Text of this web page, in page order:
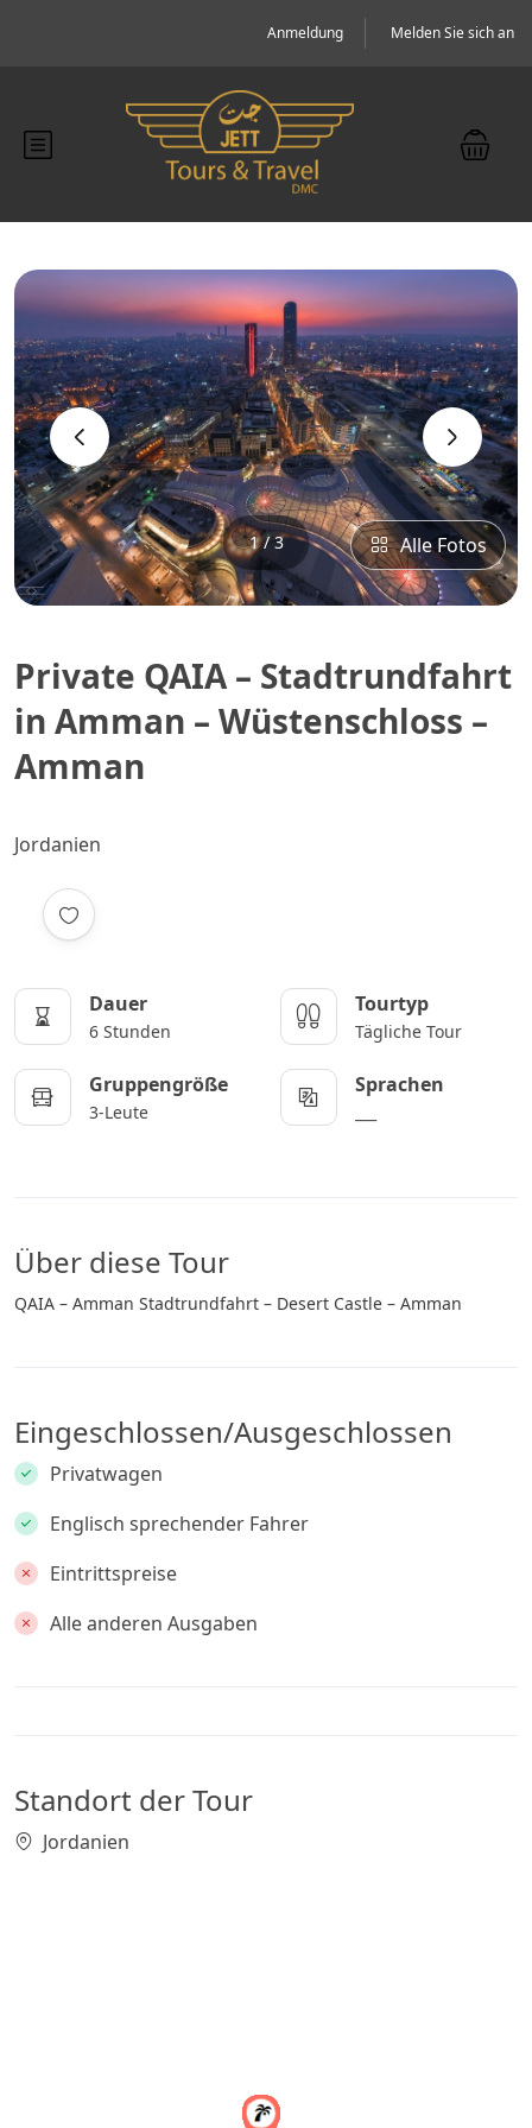
Anmeldung Melden Sie sich an
‹ ›
1 / 3 Alle Fotos
Private QAIA – Stadtrundfahrt
in Amman – Wüstenschloss –
Amman
Jordanien
Dauer
6 Stunden
Tourtyp
Tägliche Tour
Gruppengröße
3-Leute
Sprachen
Über diese Tour
QAIA – Amman Stadtrundfahrt – Desert Castle – Amman
Eingeschlossen/Ausgeschlossen
Privatwagen
Englisch sprechender Fahrer
Eintrittspreise
Alle anderen Ausgaben
Standort der Tour
Jordanien